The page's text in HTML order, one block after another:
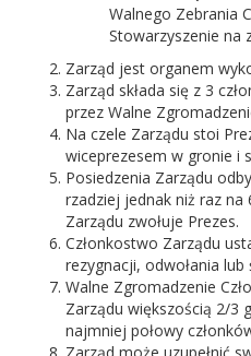
Walnego Zebrania
Stowarzyszenie na
Zarząd jest organem
Zarząd składa się z 3
przez Walne
Na czele Zarządu stoi
wiceprezesem w gronie i
Posiedzenia Zarządu
rzadziej jednak niż raz na
Zarządu zwołuje Prezes.
Członkostwo Zarządu
rezygnacji, odwołania lub
Walne Zgromadzenie
Zarządu większością 2/3
najmniej połowy